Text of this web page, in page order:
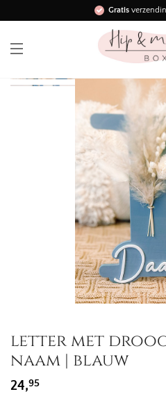
Gratis
Binnen 3
letter met
naam | blauw
24,95